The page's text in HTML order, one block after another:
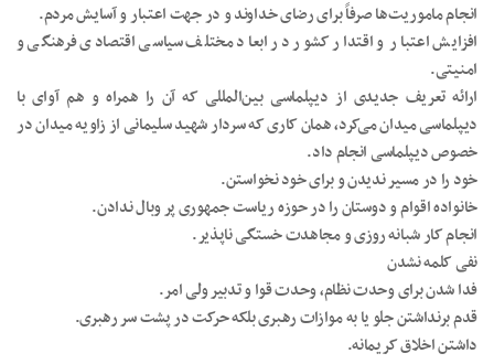
انجام ماموریت‌ها صرفاً برای رضای خداوند و در جهت اعتبار و آسایش مردم.
افزایش اعتبار و اقتدار کشور در ابعاد مختلف سیاسی اقتصادی فرهنگی و
امنیتی.
ارائه تعریف جدیدی از دیپلماسی بین‌المللی که آن را همراه و هم آوای با
دیپلماسی میدان می‌کرد، همان کاری که سردار شهید سلیمانی از زاویه میدان در
خصوص دیپلماسی انجام داد.
خود را در مسیر ندیدن و برای خود نخواستن.
خانواده اقوام و دوستان را در حوزه ریاست جمهوری پر وبال ندادن.
انجام کار شبانه روزی و مجاهدت خستگی ناپذیر.
نفی کلمه نشدن
فدا شدن برای وحدت نظام، وحدت قوا و تدبیر ولی امر.
قدم برنداشتن جلو یا به موازات رهبری بلکه حرکت در پشت سر رهبری.
داشتن اخلاق کریمانه.